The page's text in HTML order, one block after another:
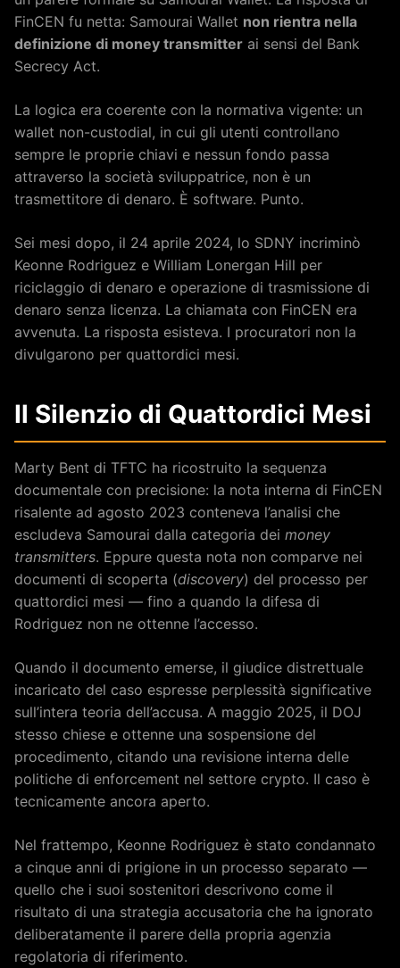
FinCEN fu netta: Samourai Wallet non rientra nella
definizione di money transmitter ai sensi del Bank
Secrecy Act.
La logica era coerente con la normativa vigente: un
wallet non-custodial, in cui gli utenti controllano
sempre le proprie chiavi e nessun fondo passa
attraverso la società sviluppatrice, non è un
trasmettitore di denaro. È software. Punto.
Sei mesi dopo, il 24 aprile 2024, lo SDNY incriminò
Keonne Rodriguez e William Lonergan Hill per
riciclaggio di denaro e operazione di trasmissione di
denaro senza licenza. La chiamata con FinCEN era
avvenuta. La risposta esisteva. I procuratori non la
divulgarono per quattordici mesi.
Il Silenzio di Quattordici Mesi
Marty Bent di TFTC ha ricostruito la sequenza
documentale con precisione: la nota interna di FinCEN
risalente ad agosto 2023 conteneva l’analisi che
escludeva Samourai dalla categoria dei money
transmitters. Eppure questa nota non comparve nei
documenti di scoperta (discovery) del processo per
quattordici mesi — fino a quando la difesa di
Rodriguez non ne ottenne l’accesso.
Quando il documento emerse, il giudice distrettuale
incaricato del caso espresse perplessità significative
sull’intera teoria dell’accusa. A maggio 2025, il DOJ
stesso chiese e ottenne una sospensione del
procedimento, citando una revisione interna delle
politiche di enforcement nel settore crypto. Il caso è
tecnicamente ancora aperto.
Nel frattempo, Keonne Rodriguez è stato condannato
a cinque anni di prigione in un processo separato —
quello che i suoi sostenitori descrivono come il
risultato di una strategia accusatoria che ha ignorato
deliberatamente il parere della propria agenzia
regolatoria di riferimento.